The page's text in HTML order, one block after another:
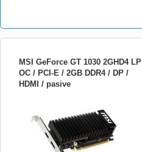
MSI GeForce GT 1030 2GHD4 LP
OC / PCI-E / 2GB DDR4 / DP /
HDMI / pasive
GeForce® GT 1030. Grafické jádro: MSI
GeForce GT 1030 Standart sběrnice: PCI
Express 3.0 x16 (uses x4) Grafická
paměť: GDDR5 2GB Takt jádra:
1518/1265 mhZ Takt paměti: 6008 MHz